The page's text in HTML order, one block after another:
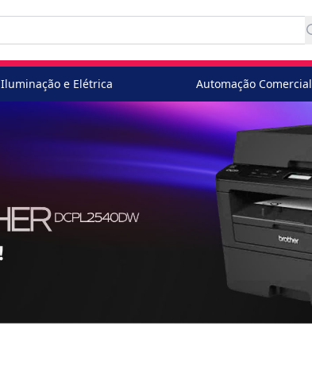
Iluminação e Elétrica Automação Comercial